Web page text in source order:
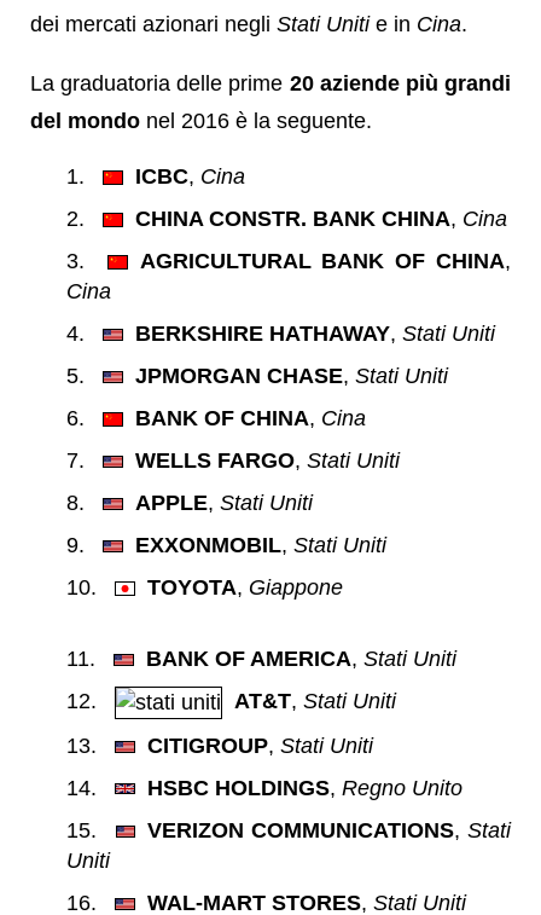
dei mercati azionari negli Stati Unitie in Cina.
La graduatoria delle prime 20 aziende più grandi
del mondo nel 2016 è la seguente.
ICBC, Cina
CHINA CONSTR. BANK CHINA, Cina
AGRICULTURAL BANK OF CHINA,
Cina
BERKSHIRE HATHAWAY, Stati Uniti
JPMORGAN CHASE, Stati Uniti
BANK OF CHINA, Cina
WELLS FARGO, Stati Uniti
APPLE, Stati Uniti
EXXONMOBIL, Stati Uniti
TOYOTA, Giappone
BANK OF AMERICA, Stati Uniti
AT&T, Stati Uniti
CITIGROUP, Stati Uniti
HSBC HOLDINGS, Regno Unito
VERIZON COMMUNICATIONS,Stati
Uniti
WAL-MART STORES, Stati Uniti